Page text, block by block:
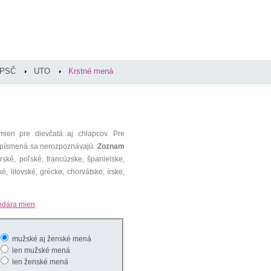
PSČ UTO Krstné mená
pre dievčatá aj chlapcov. Pre
sa nerozpoznávajú. Zoznam
poľské, francúzske, španielske,
litovské, grécke, chorvátske, írske,
mien.
mužské aj ženské mená
len mužské mená
len ženské mená